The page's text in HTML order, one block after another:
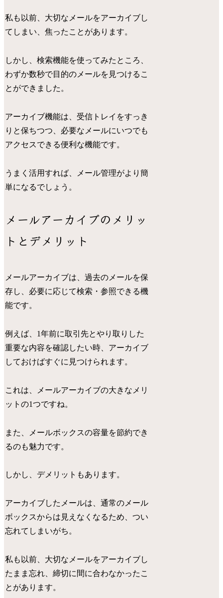
私も以前、大切なメールをアーカイブし
てしまい、焦ったことがあります。
しかし、検索機能を使ってみたところ、
わずか数秒で目的のメールを見つけるこ
とができました。
アーカイブ機能は、受信トレイをすっき
りと保ちつつ、必要なメールにいつでも
アクセスできる便利な機能です。
うまく活用すれば、メール管理がより簡
単になるでしょう。
メールアーカイブのメリッ
トとデメリット
メールアーカイブは、過去のメールを保
存し、必要に応じて検索・参照できる機
能です。
例えば、1年前に取引先とやり取りした
重要な内容を確認したい時、アーカイブ
しておけばすぐに見つけられます。
これは、メールアーカイブの大きなメリ
ットの1つですね。
また、メールボックスの容量を節約でき
るのも魅力です。
しかし、デメリットもあります。
アーカイブしたメールは、通常のメール
ボックスからは見えなくなるため、つい
忘れてしまいがち。
私も以前、大切なメールをアーカイブし
たまま忘れ、締切に間に合わなかったこ
とがあります。